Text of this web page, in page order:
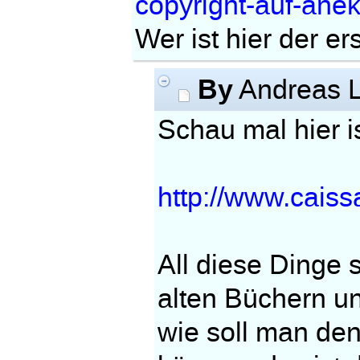
Wer ist hier der
ByAndreas
Schau mal hier
http://
All diese Dinge
alten Büchern
wie soll man